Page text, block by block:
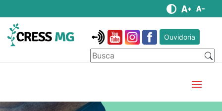
Ouvidoria